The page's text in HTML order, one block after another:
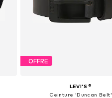
OFFRE
LEVI'S ®
Ceinture 'Duncan Belt'